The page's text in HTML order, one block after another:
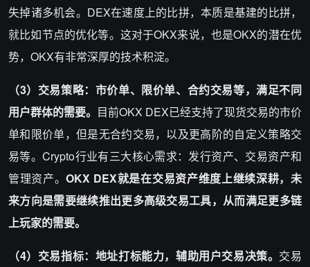
失掉诸多机会。DEX在速度上的比拼，本质是基建的比拼，
就比如节点的优化等。这对于OKX来说，也是OKX的潜在优
势，OKX有非常深厚的技术积淀。
（3）交易策略：市价单、限价单、合约交易等，满足不同
用户群体的需要。 目前OKX DEX已经支持了现货交易的市价
单和限价单，但是无合约交易，以及更高阶的自定义策略交
易等。Crypto行业有三大核心需求：发行资产、交易资产和
管理资产。OKX DEX就是在交易资产维度上继续深耕，未
来方向是需要继续推出更多高级交易工具，从而满足更多链
上玩家的需要。
（4）交易指标：地址打标能力，辅助用户交易决策。 交易